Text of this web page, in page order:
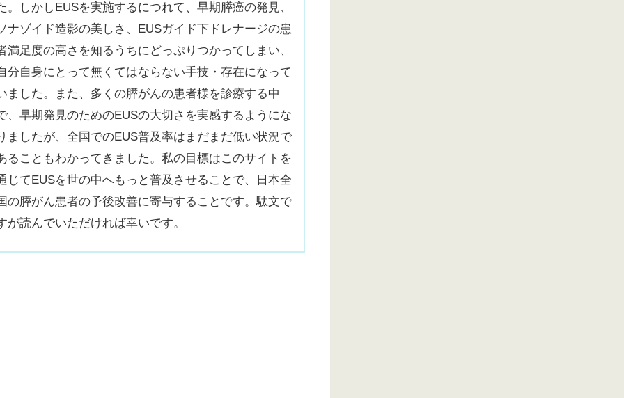
。しかしEUSを実施するにつれて、早期膵癌の発見、
ナゾイド造影の美しさ、EUSガイド下ドレナージの患
満足度の高さを知るうちにどっぷりつかってしまい、
分自身にとって無くてはならない手技・存在になって
ました。また、多くの膵がんの患者様を診療する中
、早期発見のためのEUSの大切さを実感するようにな
ましたが、全国でのEUS普及率はまだまだ低い状況で
ることもわかってきました。私の目標はこのサイトを
じてEUSを世の中へもっと普及させることで、日本全
の膵がん患者の予後改善に寄与することです。駄文で
が読んでいただければ幸いです。